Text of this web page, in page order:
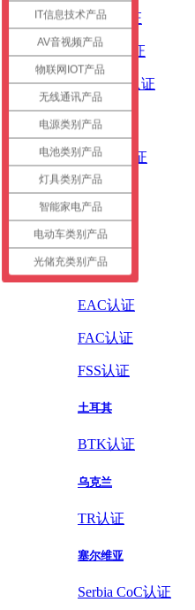
PAHS认证
WEEE认证
REACH认证
英国
UKCA认证
德国
GS认证
俄罗斯
EAC认证
FAC认证
FSS认证
土耳其
BTK认证
乌克兰
TR认证
塞尔维亚
Serbia CoC认证
IT信息技术产品
AV音视频产品
物联网IOT产品
无线通讯产品
电源类别产品
电池类别产品
灯具类别产品
智能家电产品
电动车类别产品
光储充类别产品